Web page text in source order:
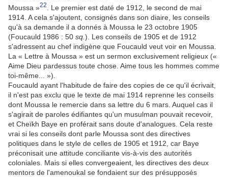
Moussa »22
. Le premier est daté de 1912, le second de mai
1914. A cela s'ajoutent, consignés dans son diaire, les conseils
qu'à sa demande il a donnés à Moussa le 23 octobre 1905
(Foucauld 1986 : 50 sq. ). Les conseils de 1905 et de 1912
s'adressent au chef indigène que Foucauld veut voir en Moussa.
La « Lettre à Moussa » est un sermon exclusivement religieux («
Aime Dieu pardessus toute chose. Aime tous les hommes comme
toi-même... »).
Foucauld ayant l'habitude de faire des copies de ce qu'il écrivait,
il n'est pas exclu que le texte de mai 1914 reprenne les conseils
dont Moussa le remercie dans sa lettre du 6 mars. Auquel cas il
s'agirait de paroles édifiantes qu'un musulman pouvait recevoir,
et Cheïkh Baye en proférait sans doute d'analogues. Cela reste
vrai si les conseils dont parle Moussa sont des directives
politiques dans le style de celles de 1905 et 1912, car Baye
préconisait une attitude conciliante vis-à-vis des autorités
coloniales. Mais si elles convergeaient, les directives des deux
mentors de l'amenoukal se fondaient sur des présupposés